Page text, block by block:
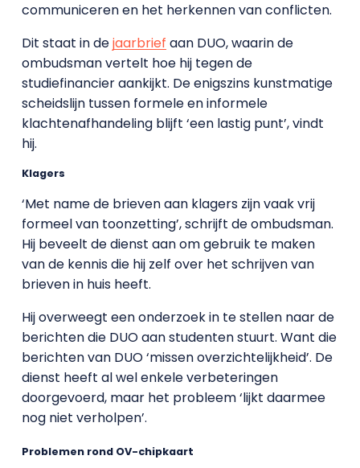
communiceren en het herkennen van conflicten.
Dit staat in dejaarbrief aan DUO, waarin de
ombudsman vertelt hoe hij tegen de
studiefinancier aankijkt. De enigszins kunstmatige
scheidslijn tussen formele en informele
klachtenafhandeling blijft ‘een lastig punt’, vindt
hij.
Klagers
‘Met name de brieven aan klagers zijn vaak vrij
formeel van toonzetting’, schrijft de ombudsman.
Hij beveelt de dienst aan om gebruik te maken
van de kennis die hij zelf over het schrijven van
brieven in huis heeft.
Hij overweegt een onderzoek in te stellen naar de
berichten die DUO aan studenten stuurt. Want die
berichten van DUO ‘missen overzichtelijkheid’. De
dienst heeft al wel enkele verbeteringen
doorgevoerd, maar het probleem ‘lijkt daarmee
nog niet verholpen’.
Problemen rond OV-chipkaart